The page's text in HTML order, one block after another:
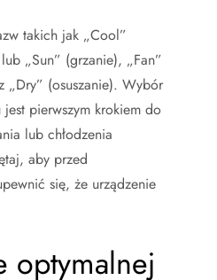
takich jak „Cool”
„Sun” (grzanie), „Fan”
„Dry” (osuszanie). Wybór
pierwszym krokiem do
lub chłodzenia
aby przed
się, że urządzenie
optymalnej